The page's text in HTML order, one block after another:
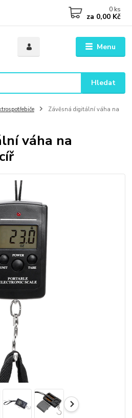
Menu
Hledat
0 ks
za 0,00 Kč
Závěsná digitální váha na
váha na